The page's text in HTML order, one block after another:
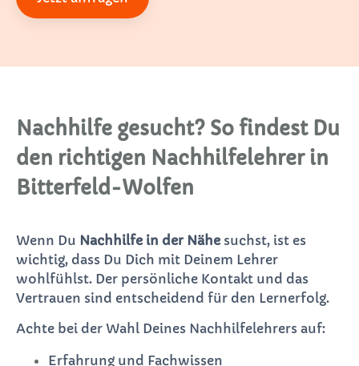
Nachhilfe gesucht? So findest Du
den richtigen Nachhilfelehrer in
Bitterfeld-Wolfen
Wenn Du Nachhilfe in der Nähe suchst, ist es
wichtig, dass Du Dich mit Deinem Lehrer
wohlfühlst. Der persönliche Kontakt und das
Vertrauen sind entscheidend für den Lernerfolg.
Achte bei der Wahl Deines Nachhilfelehrers auf:
Erfahrung und Fachwissen